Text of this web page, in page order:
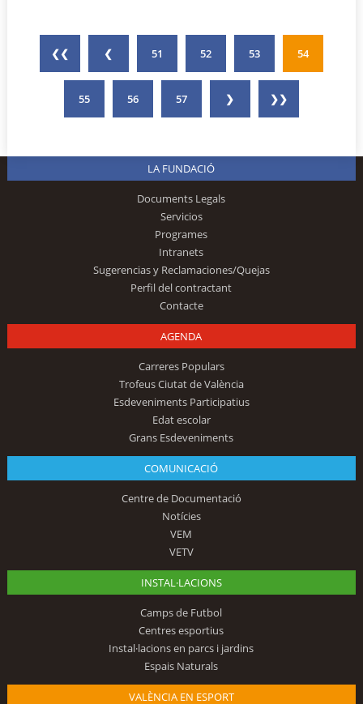
❮❮ ❮ 51 52 53 54
55 56 57 ❯ ❯❯
LA FUNDACIÓ
Documents Legals
Servicios
Programes
Intranets
Sugerencias y Reclamaciones/Quejas
Perfil del contractant
Contacte
AGENDA
Carreres Populars
Trofeus Ciutat de València
Esdeveniments Participatius
Edat escolar
Grans Esdeveniments
COMUNICACIÓ
Centre de Documentació
Notícies
VEM
VETV
INSTAL·LACIONS
Camps de Futbol
Centres esportius
Instal·lacions en parcs i jardins
Espais Naturals
VALÈNCIA EN ESPORT